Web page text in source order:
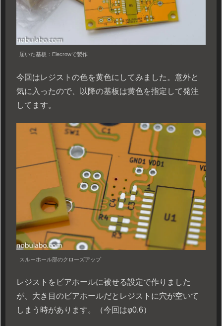
届いた基板：Elecrowで製作
今回はレジストの色を黄色にしてみました。意外と
気に入ったので、以降の基板は黄色を指定して発注
してます。
スルーホール部のクローズアップ
レジストをビアホールに被せる設定で作りました
が、大き目のビアホールだとレジストに穴が空いて
しまう時があります。（今回はφ0.6）